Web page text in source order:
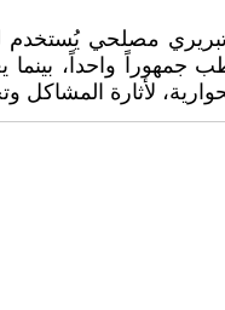
مصلحي يُستخدم
جمهوراً واحداً،
لأثارة المشاكل